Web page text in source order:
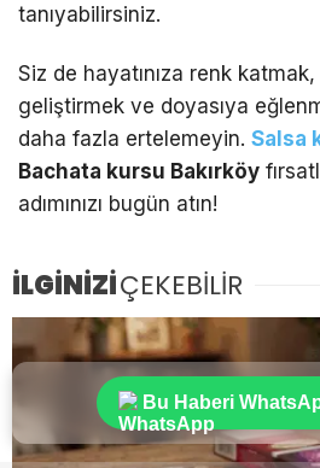
tanıyabilirsiniz.
Siz de hayatınıza renk
geliştirmek ve doyasıya
daha fazla ertelemeyin. Salsa
Bachata kursu Bakırköy
adımınızı bugün atın!
İLGİNİZİÇEKEBİLİR
Bu Haberi